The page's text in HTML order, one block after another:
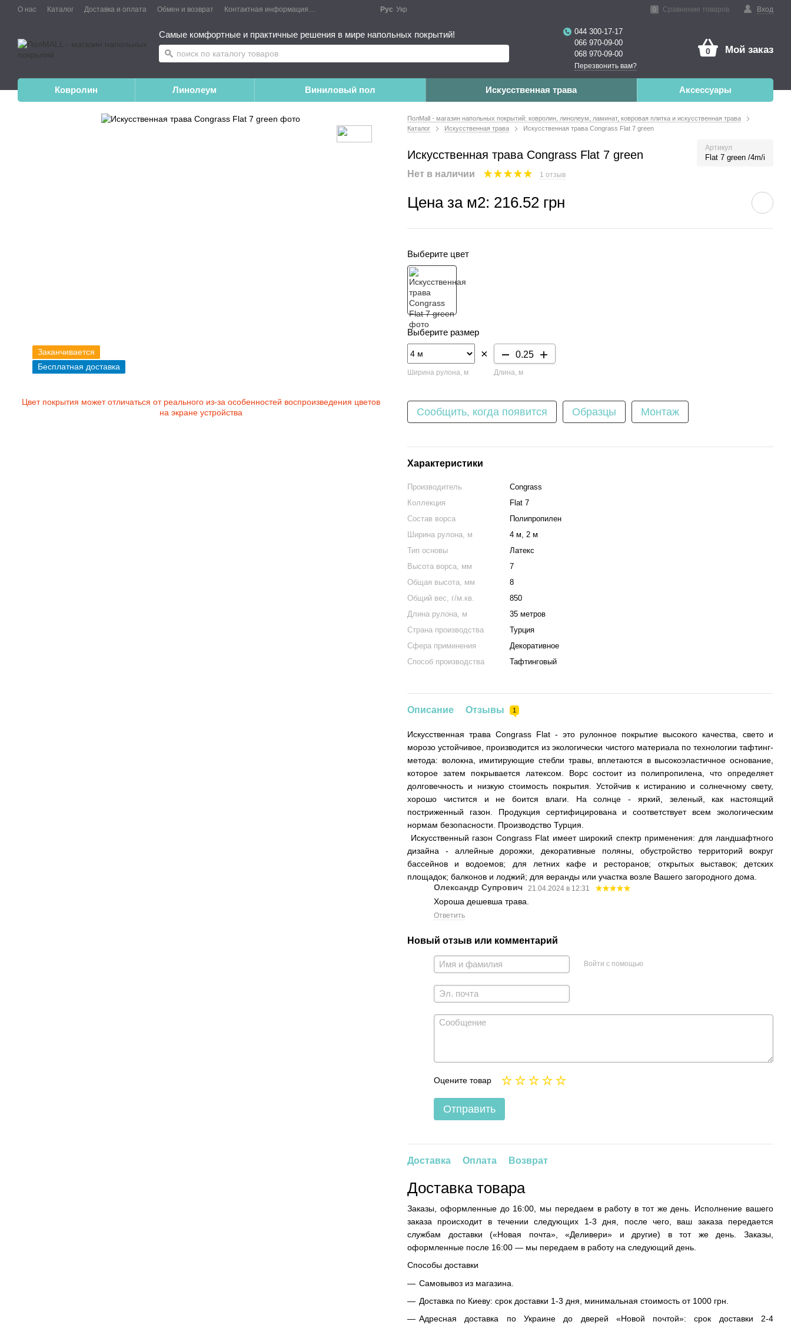
О нас Каталог Доставка и оплата Обмен и возврат Контактная информация Публичный договор Вход
0 Сравнение товаров
Рус Укр
Самые комфортные и практичные решения в мире напольных покрытий!
044 300-17-17
066 970-09-00
068 970-09-00
Перезвонить вам?
0 Мой заказ
Ковролин Линолеум Виниловый пол Искусственная трава Аксессуары
Заканчивается
Бесплатная доставка
Цвет покрытия может отличаться от реального из-за особенностей воспроизведения цветов
на экране устройства
ПолMall - магазин напольных покрытий: ковролин, линолеум, ламинат, ковровая плитка и искусственная трава
Каталог
Искусственная трава Искусственная трава Congrass Flat 7 green
Искусственная трава Congrass Flat 7 green
Артикул
Flat 7 green /4m/i
Нет в наличии 1 отзыв
Цена за м2: 216.52 грн
Выберите цвет
Выберите размер
Ширина рулона, м
×
Длина, м
Сообщить, когда появится Образцы Монтаж
Характеристики
Производитель
Congrass
Коллекция
Flat 7
Состав ворса
Полипропилен
Ширина рулона, м
4 м, 2 м
Тип основы
Латекс
Высота ворса, мм
7
Общая высота, мм
8
Общий вес, г/м.кв.
850
Длина рулона, м
35 метров
Страна производства
Турция
Сфера приминения
Декоративное
Способ производства
Тафтинговый
Описание Отзывы 1
Искусственная трава Congrass Flat - это рулонное покрытие высокого качества, свето и
морозо устойчивое, производится из экологически чистого материала по технологии тафтинг-
метода: волокна, имитирующие стебли травы, вплетаются в высокоэластичное основание,
которое затем покрывается латексом. Ворс состоит из полипропилена, что определяет
долговечность и низкую стоимость покрытия. Устойчив к истиранию и солнечному свету,
хорошо чистится и не боится влаги. На солнце - яркий, зеленый, как настоящий
постриженный газон. Продукция сертифицирована и соответствует всем экологическим
нормам безопасности. Производство Турция.
Искусcтвенный газон Congrass Flat имеет широкий спектр применения: для ландшафтного
дизайна - аллейные дорожки, декоративные поляны, обустройство территорий вокруг
бассейнов и водоемов; для летних кафе и ресторанов; открытых выставок; детских
площадок; балконов и лоджий; для веранды или участка возле Вашего загородного дома.
Олександр Супрович
21.04.2024 в 12:31
Хороша дешевша трава.
Ответить
Новый отзыв или комментарий
Войти с помощью
Оцените товар
Отправить
Доставка Оплата Возврат
Доставка товара
Заказы, оформленные до 16:00, мы передаем в работу в тот же день. Исполнение вашего
заказа происходит в течении следующих 1-3 дня, после чего, ваш заказа передается
службам доставки («Новая почта», «Деливери» и другие) в тот же день. Заказы,
оформленные после 16:00 — мы передаем в работу на следующий день.
Способы доставки
Самовывоз из магазина.
Доставка по Киеву: срок доставки 1-3 дня, минимальная стоимость от 1000 грн.
Адресная доставка по Украине до дверей «Новой почтой»: срок доставки 2-4